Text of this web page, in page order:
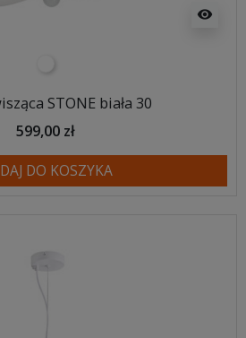
visibility
STONE biała 30
599,00 zł
DO KOSZYKA